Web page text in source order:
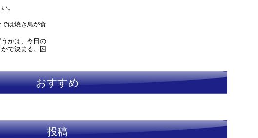
。
は焼き鳥が食
かは、今日の
で決まる。困
おすすめ
投稿